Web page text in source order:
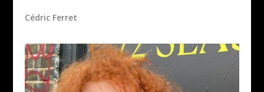
Cédric Ferret